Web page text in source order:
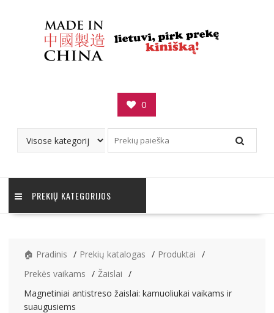
0
PREKIŲ KATEGORIJOS
🏠 Pradinis Prekių katalogas
Produktai
Prekės vaikams
Žaislai
Magnetiniai antistreso žaislai: kamuoliukai vaikams ir
suaugusiems